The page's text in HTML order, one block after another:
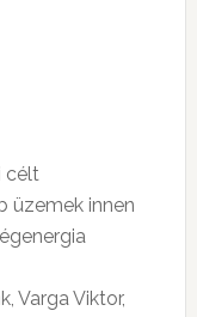
célt
üzemek innen
Varga Viktor,